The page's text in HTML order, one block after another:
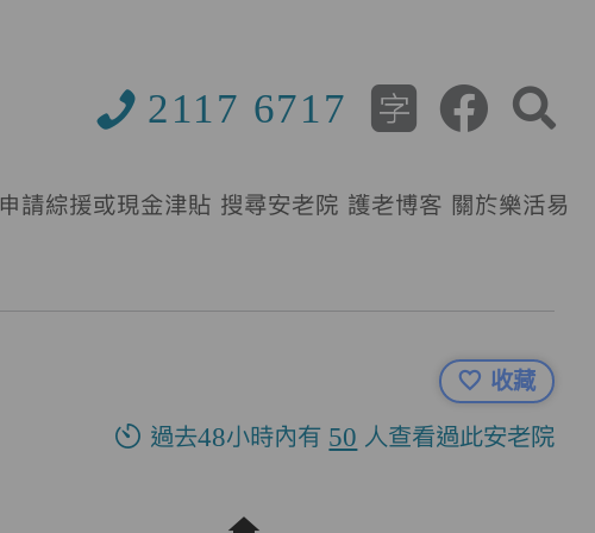
2117 6717
申請綜援或現金津貼 搜尋安老院 護老博客 關於樂活易
收藏
過去48小時內有 50 人查看過此安老院